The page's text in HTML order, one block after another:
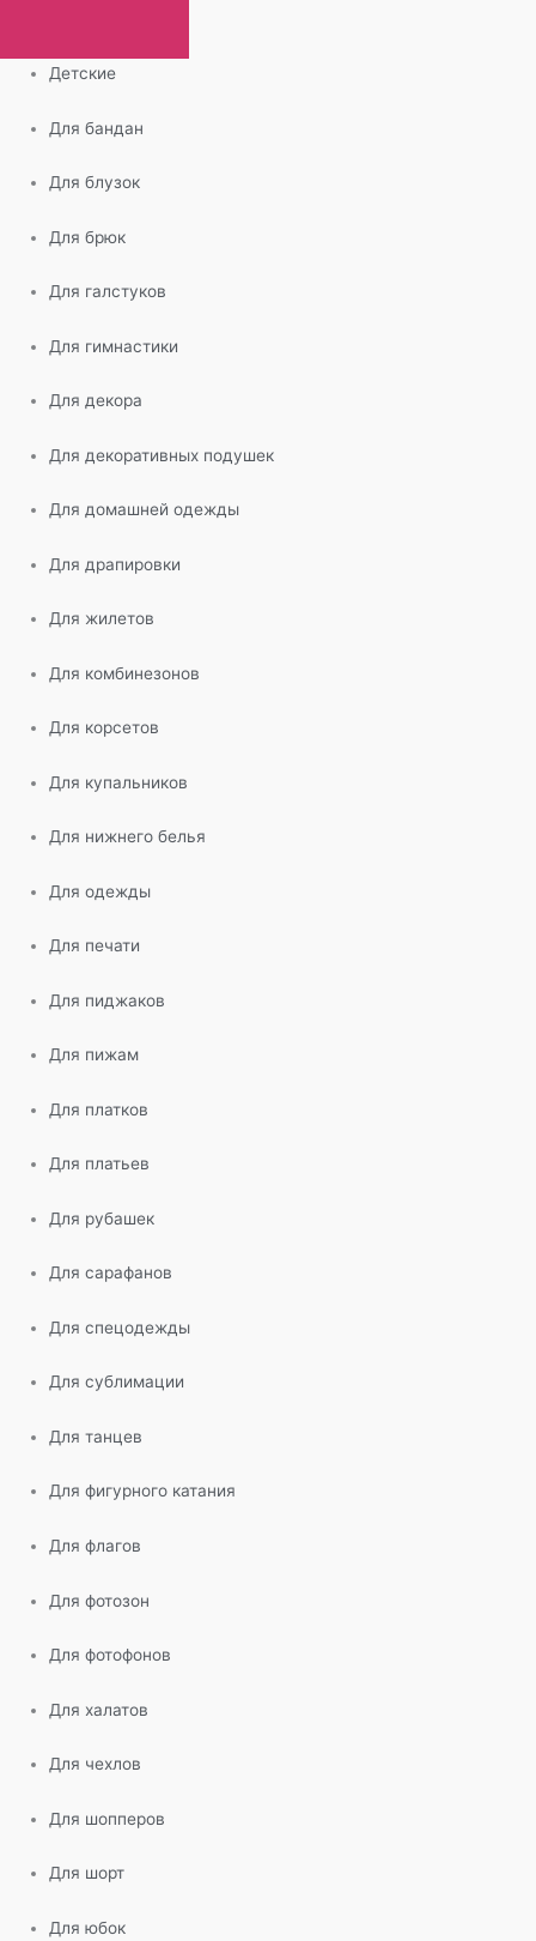
Детские
Для бандан
Для блузок
Для брюк
Для галстуков
Для гимнастики
Для декора
Для декоративных подушек
Для домашней одежды
Для драпировки
Для жилетов
Для комбинезонов
Для корсетов
Для купальников
Для нижнего белья
Для одежды
Для печати
Для пиджаков
Для пижам
Для платков
Для платьев
Для рубашек
Для сарафанов
Для спецодежды
Для сублимации
Для танцев
Для фигурного катания
Для флагов
Для фотозон
Для фотофонов
Для халатов
Для чехлов
Для шопперов
Для шорт
Для юбок